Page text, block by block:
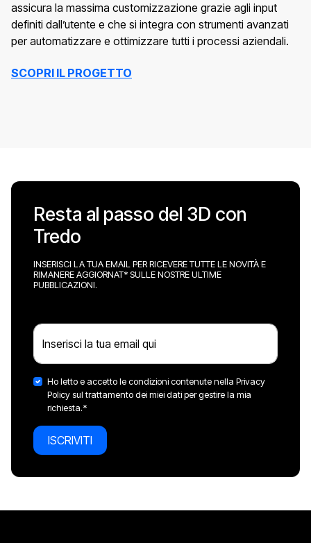
assicura la massima customizzazione grazie agli input
definiti dall’utente e che si integra con strumenti avanzati
per automatizzare e ottimizzare tutti i processi aziendali.
SCOPRI IL PROGETTO
Resta al passo del 3D con
Tredo
INSERISCI LA TUA EMAIL PER RICEVERE TUTTE LE NOVITÀ E
RIMANERE AGGIORNAT* SULLE NOSTRE ULTIME
PUBBLICAZIONI.
Inserisci la tua email qui
Ho letto e accetto le condizioni contenute nella Privacy
Policy sul trattamento dei miei dati per gestire la mia
richiesta.*
ISCRIVITI